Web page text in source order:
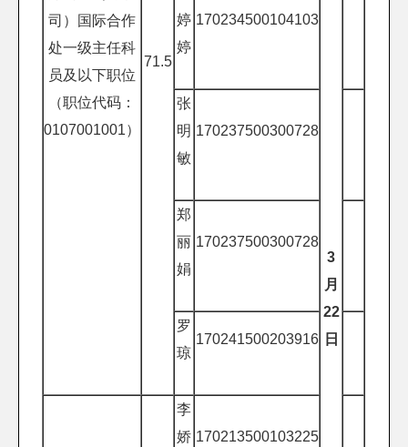
司）国际合作
处一级主任科
员及以下职位
（职位代码：
0107001001）
71.5
3
月
22
日
婷
婷
170234500104103
张
明
敏
170237500300728
郑
丽
娟
170237500300728
罗
琼
170241500203916
李
娇 170213500103225